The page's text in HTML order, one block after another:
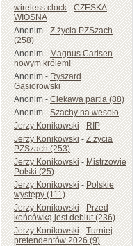
wireless clock-CZESKA
WIOSNA
Anonim-Z życia PZSzach
(258)
Anonim-Magnus Carlsen
nowym królem!
Anonim-Ryszard
Gąsiorowski
Anonim-Ciekawa partia (88)
Anonim-Szachy na wesoło
Jerzy Konikowski-RIP
Jerzy Konikowski-Z życia
PZSzach (253)
Jerzy Konikowski-Mistrzowie
Polski (25)
Jerzy Konikowski-Polskie
występy (111)
Jerzy Konikowski-Przed
końcówką jest debiut (236)
Jerzy Konikowski-Turniej
pretendentów 2026 (9)